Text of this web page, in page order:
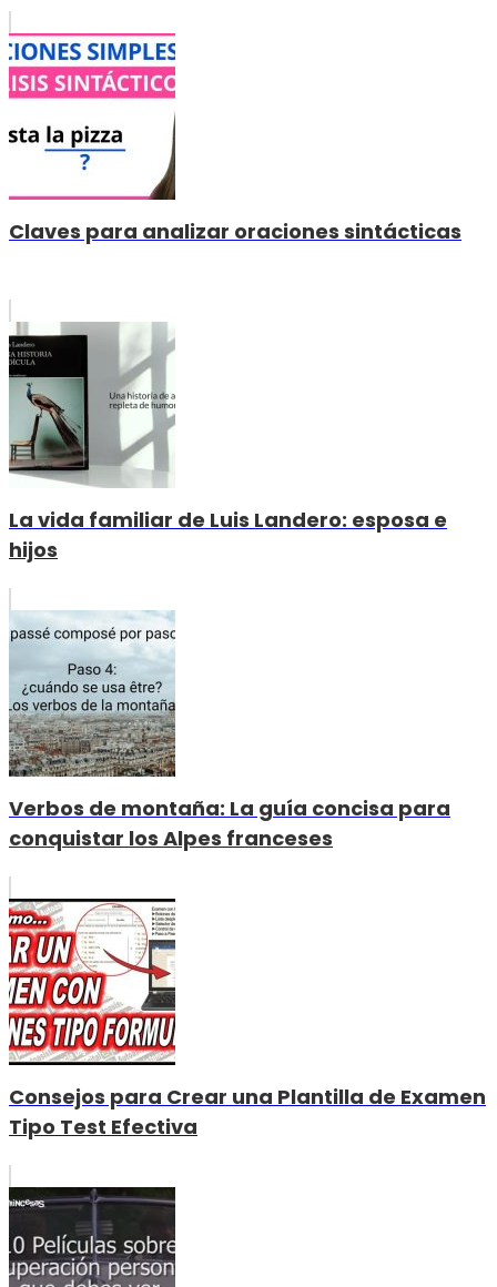
Claves para analizar oraciones sintácticas
La vida familiar de Luis Landero: esposa e
hijos
Verbos de montaña: La guía concisa para
conquistar los Alpes franceses
Consejos para Crear una Plantilla de Examen
Tipo Test Efectiva